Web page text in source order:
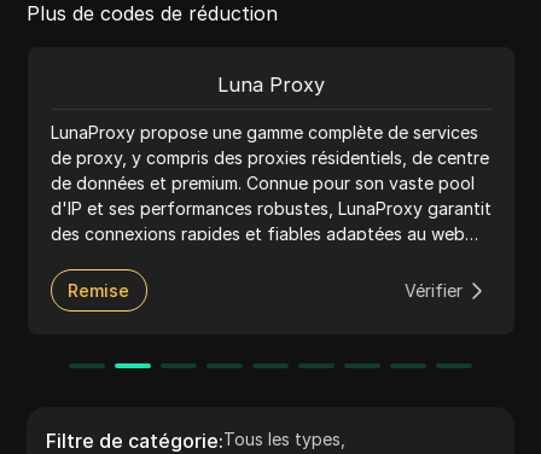
Plus de codes de réduction
Luna Proxy
LunaProxy propose une gamme complète de services
de proxy, y compris des proxies résidentiels, de centre
de données et premium. Connue pour son vaste pool
d'IP et ses performances robustes, LunaProxy garantit
des connexions rapides et fiables adaptées au web
à du contenu géo-restreint. Le service prend en
charge les protocoles HTTP, HTTPS et SOCKS5,
transparente avec plusieurs outils. Leur support client
entreprises que pour les particuliers.
Remise Vérifier
Filtre de catégorie:Tous les types